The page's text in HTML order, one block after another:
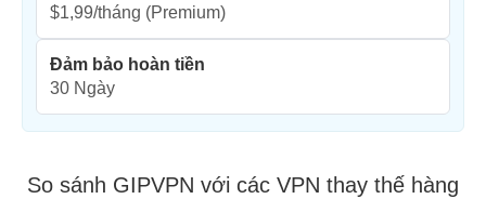
$1,99/tháng (Premium)
Đảm bảo hoàn tiền
30 Ngày
So sánh GIPVPN với các VPN thay thế hàng